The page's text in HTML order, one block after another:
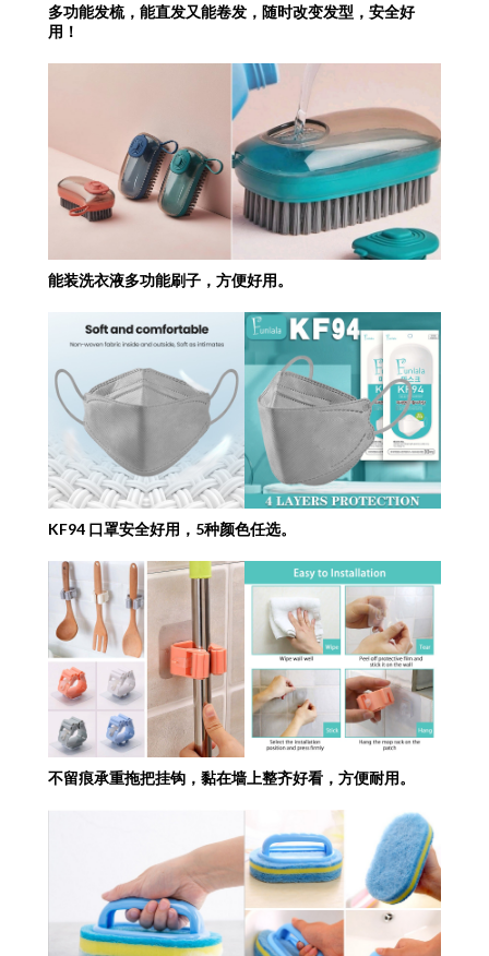
多功能发梳，能直发又能卷发，随时改变发型，安全好
用！
能装洗衣液多功能刷子，方便好用。
KF94 口罩安全好用，5种颜色任选。
不留痕承重拖把挂钩，黏在墙上整齐好看，方便耐用。